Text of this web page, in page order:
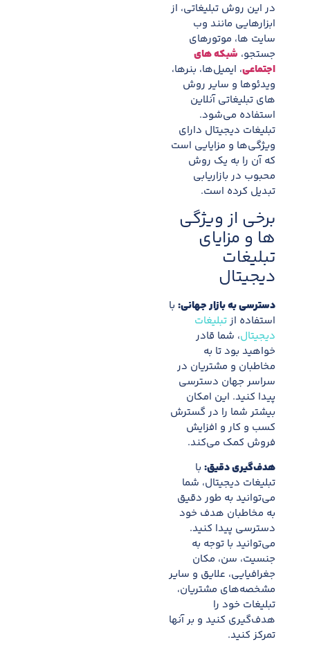
در این روش تبلیغاتی، از
ابزارهایی مانند وب
سایت ها، موتورهای
جستجو، شبکه های
اجتماعی، ایمیل‌ها، بنرها،
ویدئوها و سایر روش
های تبلیغاتی آنلاین
استفاده می‌شود.
تبلیغات دیجیتال دارای
ویژگی‌ها و مزایایی است
که آن را به یک روش
محبوب در بازاریابی
تبدیل کرده است.
برخی از ویژگی
ها و مزایای
تبلیغات
دیجیتال
دسترسی به بازار جهانی: با
استفاده از تبلیغات
دیجیتال، شما قادر
خواهید بود تا به
مخاطبان و مشتریان در
سراسر جهان دسترسی
پیدا کنید. این امکان
بیشتر شما را در گسترش
کسب و کار و افزایش
فروش کمک می‌کند.
هدف‌گیری دقیق: با
تبلیغات دیجیتال، شما
می‌توانید به طور دقیق
به مخاطبان هدف خود
دسترسی پیدا کنید.
می‌توانید با توجه به
جنسیت، سن، مکان
جغرافیایی، علایق و سایر
مشخصه‌های مشتریان،
تبلیغات خود را
هدف‌گیری کنید و بر آنها
تمرکز کنید.